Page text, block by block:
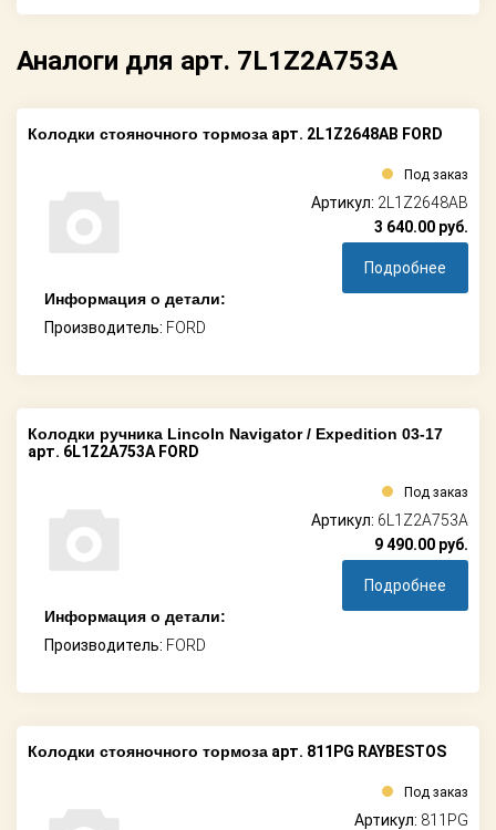
Аналоги для арт. 7L1Z2A753A
Колодки стояночного тормоза арт. 2L1Z2648AB FORD
Информация о детали:
Производитель: FORD
Под заказ
Артикул: 2L1Z2648AB
3 640.00 руб.
Подробнее
Колодки ручника Lincoln Navigator / Expedition 03-17
арт. 6L1Z2A753A FORD
Информация о детали:
Производитель: FORD
Под заказ
Артикул: 6L1Z2A753A
9 490.00 руб.
Подробнее
Колодки стояночного тормоза арт. 811PG RAYBESTOS
Под заказ
Артикул: 811PG